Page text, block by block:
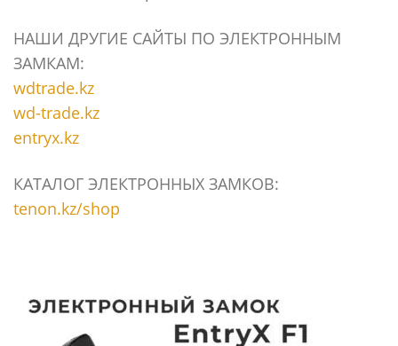
НАШИ ДРУГИЕ САЙТЫ ПО ЭЛЕКТРОННЫМ
ЗАМКАМ:
wdtrade.kz
wd-trade.kz
entryx.kz
КАТАЛОГ ЭЛЕКТРОННЫХ ЗАМКОВ:
tenon.kz/shop